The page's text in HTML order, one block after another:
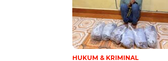
HUKUM & KRIMINAL